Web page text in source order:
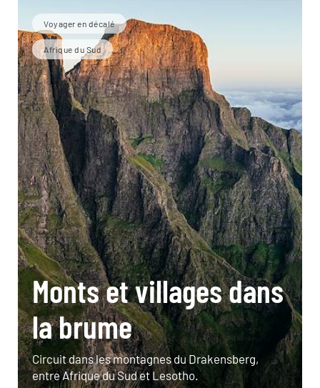
Voyager en décalé
Afrique du Sud
Monts et villages dans
la brume
Circuit dans les montagnes du Drakensberg,
entre Afrique du Sud et Lesotho.